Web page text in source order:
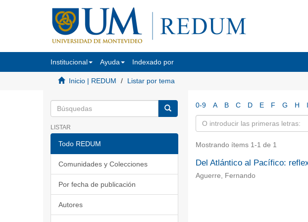
Institucional Ayuda Indexado por
Inicio | REDUM Listar por tema
LISTAR
Todo REDUM
Comunidades y Colecciones
Por fecha de publicación
Autores
0-9 A B C D E F G H I
Mostrando ítems 1-1 de 1
Del Atlántico al Pacífico:
Aguerre, Fernando